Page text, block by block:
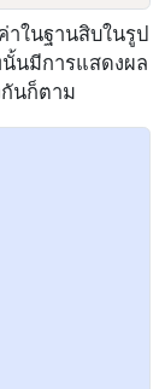
าในฐานสิบในรูป
นั้นมีการแสดงผล
นก็ตาม